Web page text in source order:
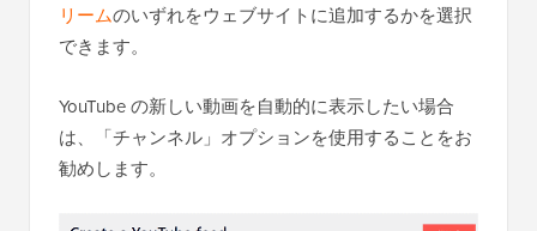
リームのいずれをウェブサイトに追加するかを選択
できます。
YouTube の新しい動画を自動的に表示したい場合
は、「チャンネル」オプションを使用することをお
勧めします。